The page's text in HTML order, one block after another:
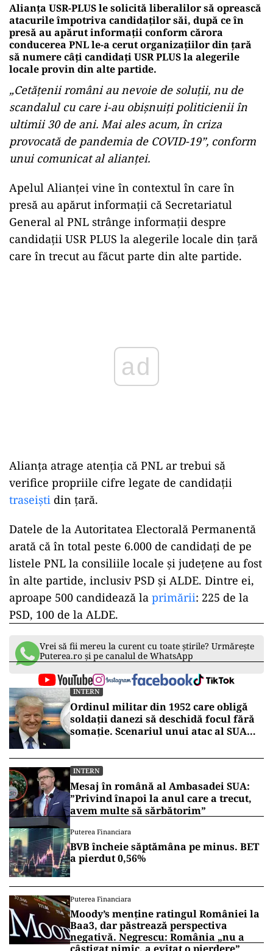
Alianța USR-PLUS le solicită liberalilor să oprească
atacurile împotriva candidaților săi, după ce în
presă au apărut informații conform cărora
conducerea PNL le-a cerut organizaţiilor din ţară
să numere câţi candidaţi USR PLUS la alegerile
locale provin din alte partide.
„Cetățenii români au nevoie de soluții, nu de
scandalul cu care i-au obișnuiți politicienii în
ultimii 30 de ani. Mai ales acum, în criza
provocată de pandemia de COVID-19”, conform
unui comunicat al alianței.
Apelul Alianței vine în contextul în care în
presă au apărut informații că Secretariatul
General al PNL strânge informații despre
candidații USR PLUS la alegerile locale din țară
care în trecut au făcut parte din alte partide.
Alianța atrage atenția că PNL ar trebui să
verifice propriile cifre legate de candidații
traseiști din țară.
Datele de la Autoritatea Electorală Permanentă
arată că în total peste 6.000 de candidați de pe
listele PNL la consiliile locale și județene au fost
în alte partide, inclusiv PSD și ALDE. Dintre ei,
aproape 500 candidează la primării: 225 de la
PSD, 100 de la ALDE.
Vrei să fii mereu la curent cu toate știrile? Urmărește
Puterea.ro și pe canalul de WhatsApp
INTERN
Ordinul militar din 1952 care obligă
soldații danezi să deschidă focul fără
somație. Scenariul unui atac al SUA
INTERN
Mesaj în română al Ambasadei SUA:
”Privind înapoi la anul care a trecut,
avem multe să sărbătorim”
Puterea Financiara
BVB încheie săptămâna pe minus. BET
a pierdut 0,56%
Puterea Financiara
Moody’s menține ratingul României la
Baa3, dar păstrează perspectiva
negativă. Negrescu: România „nu a